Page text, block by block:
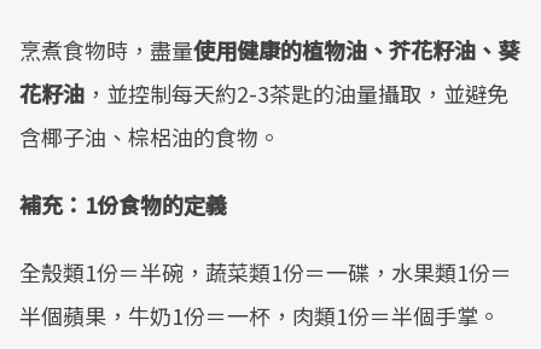
烹煮食物時，盡量使用健康的植物油、芥花籽油、葵
花籽油 ，並控制每天約2-3茶匙的油量攝取，並避免
含椰子油、棕梠油的食物。
補充：1份食物的定義
全殼類1份＝半碗，蔬菜類1份＝一碟，水果類1份＝
半個蘋果，牛奶1份＝一杯，肉類1份＝半個手掌。